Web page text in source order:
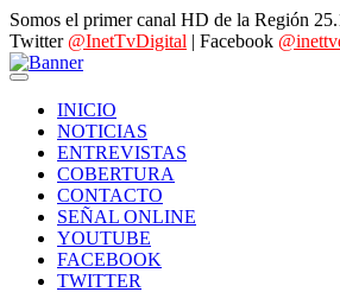
Somos el primer canal HD de la Región
Twitter @InetTvDigital | Facebook
INICIO
NOTICIAS
ENTREVISTAS
COBERTURA
CONTACTO
SEÑAL ONLINE
YOUTUBE
FACEBOOK
TWITTER